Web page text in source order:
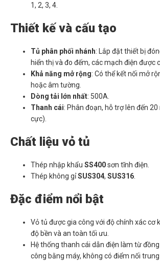
1, 2, 3, 4.
Thiết kế và cấu tạo
Tủ phân phối nhánh: Lắp đặt thiết bị
hiển thị và đo đếm, các mạch điện được
Khả năng mở rộng: Có thể kết nối mở
hoặc âm tường.
Dòng tải lớn nhất: 500A.
Thanh cái: Phân đoạn, hỗ trợ lên đến
cực).
Chất liệu vỏ tủ
Thép nhập khẩu SS400sơn tĩnh điện.
Thép không gỉSUS304, SUS316
Đặc điểm nổi bật
Vỏ tủ được gia công với độ chính xác cơ
độ bền và an toàn tối ưu.
Hệ thống thanh cái dẫn điện làm từ
công bằng máy, không có điểm nối